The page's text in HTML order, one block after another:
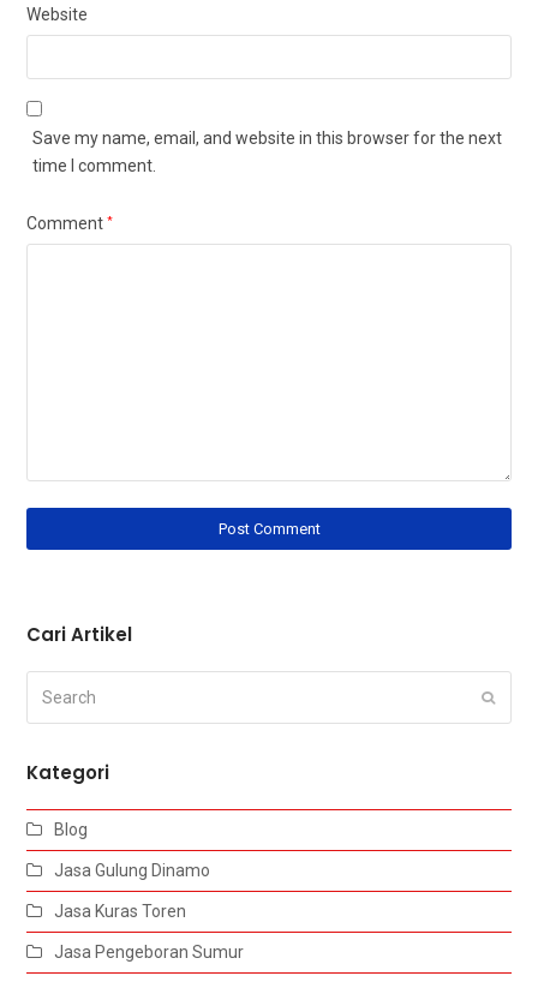
Website
Save my name, email, and website in this browser for the next
time I comment.
Comment*
Cari Artikel
Kategori
Blog
Jasa Gulung Dinamo
Jasa Kuras Toren
Jasa Pengeboran Sumur